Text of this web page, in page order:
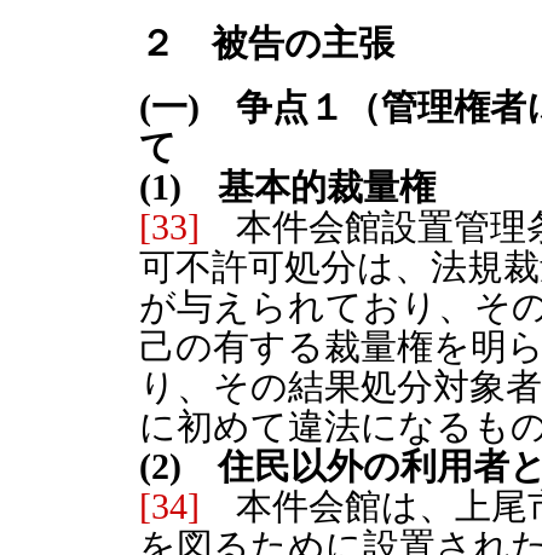
２ 被告の主張
(一) 争点１（管理権者
て
(1) 基本的裁量権
[33] 本件会館設置管理
可不許可処分は、法規
が与えられており、そ
己の有する裁量権を明
り、その結果処分対象
に初めて違法になるも
(2) 住民以外の利用者
[34] 本件会館は、上尾
を図るために設置され